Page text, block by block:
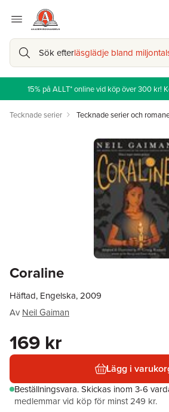
Sök efterläsglädje bland
15% på ALLT* online vid köp över 300 kr!
Tecknade serier Tecknade serier och
Coraline
Häftad, Engelska, 2009
Av Neil Gaiman
169 kr
Lägg i
Beställningsvara.Skickas inom 3-6
medlemmar vid köp för minst 249 kr.